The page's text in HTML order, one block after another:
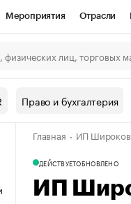
Мероприятия Отрасли
Спецпроекты
наличной валюты
Право и бухгалтерия
Главная ИП
ДЕЙСТВУЕТОБНОВЛЕНО
ИП